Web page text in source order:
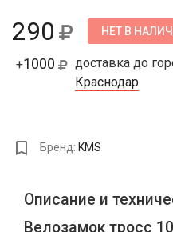
290 НЕТ В
+1000
доставка до
Краснодар
Бренд: KMS
Описание и
Велозамок тросс